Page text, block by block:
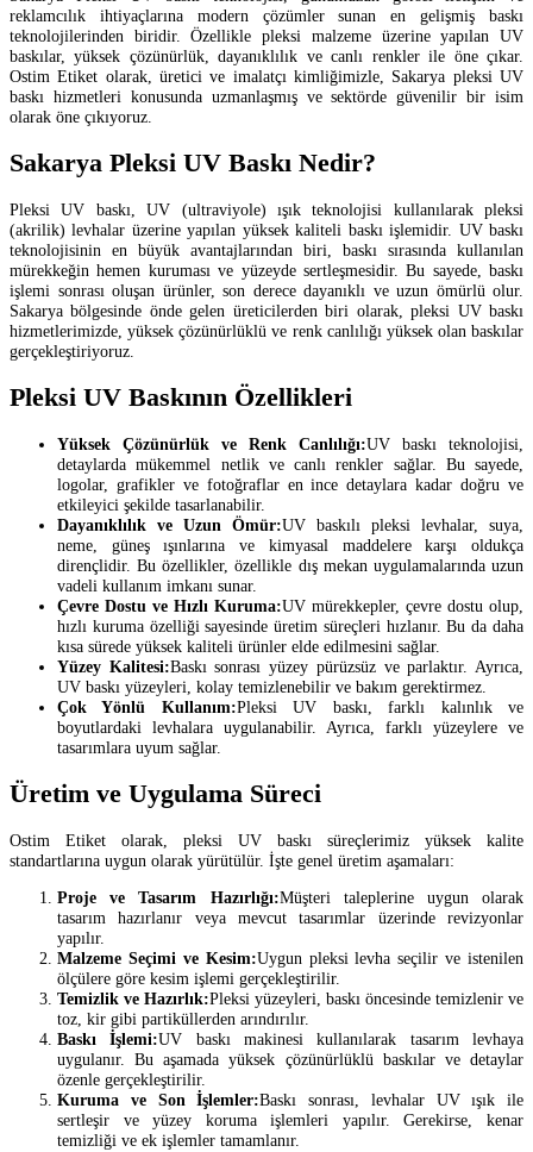
reklamcılık ihtiyaçlarına modern çözümler sunan en gelişmiş baskı
teknolojilerinden biridir. Özellikle pleksi malzeme üzerine yapılan UV
baskılar, yüksek çözünürlük, dayanıklılık ve canlı renkler ile öne çıkar.
Ostim Etiket olarak, üretici ve imalatçı kimliğimizle, Sakarya pleksi UV
baskı hizmetleri konusunda uzmanlaşmış ve sektörde güvenilir bir isim
olarak öne çıkıyoruz.
Sakarya Pleksi UV Baskı Nedir?
Pleksi UV baskı, UV (ultraviyole) ışık teknolojisi kullanılarak pleksi
(akrilik) levhalar üzerine yapılan yüksek kaliteli baskı işlemidir. UV baskı
teknolojisinin en büyük avantajlarından biri, baskı sırasında kullanılan
mürekkeğin hemen kuruması ve yüzeyde sertleşmesidir. Bu sayede, baskı
işlemi sonrası oluşan ürünler, son derece dayanıklı ve uzun ömürlü olur.
Sakarya bölgesinde önde gelen üreticilerden biri olarak, pleksi UV baskı
hizmetlerimizde, yüksek çözünürlüklü ve renk canlılığı yüksek olan baskılar
gerçekleştiriyoruz.
Pleksi UV Baskının Özellikleri
Yüksek Çözünürlük ve Renk Canlılığı:UV baskı teknolojisi,
detaylarda mükemmel netlik ve canlı renkler sağlar. Bu sayede,
logolar, grafikler ve fotoğraflar en ince detaylara kadar doğru ve
etkileyici şekilde tasarlanabilir.
Dayanıklılık ve Uzun Ömür:UV baskılı pleksi levhalar, suya,
neme, güneş ışınlarına ve kimyasal maddelere karşı oldukça
dirençlidir. Bu özellikler, özellikle dış mekan uygulamalarında uzun
vadeli kullanım imkanı sunar.
Çevre Dostu ve Hızlı Kuruma:UV mürekkepler, çevre dostu olup,
hızlı kuruma özelliği sayesinde üretim süreçleri hızlanır. Bu da daha
kısa sürede yüksek kaliteli ürünler elde edilmesini sağlar.
Yüzey Kalitesi:Baskı sonrası yüzey pürüzsüz ve parlaktır. Ayrıca,
UV baskı yüzeyleri, kolay temizlenebilir ve bakım gerektirmez.
Çok Yönlü Kullanım:Pleksi UV baskı, farklı kalınlık ve
boyutlardaki levhalara uygulanabilir. Ayrıca, farklı yüzeylere ve
tasarımlara uyum sağlar.
Üretim ve Uygulama Süreci
Ostim Etiket olarak, pleksi UV baskı süreçlerimiz yüksek kalite
standartlarına uygun olarak yürütülür. İşte genel üretim aşamaları:
Proje ve Tasarım Hazırlığı:Müşteri taleplerine uygun olarak
tasarım hazırlanır veya mevcut tasarımlar üzerinde revizyonlar
yapılır.
Malzeme Seçimi ve Kesim:Uygun pleksi levha seçilir ve istenilen
ölçülere göre kesim işlemi gerçekleştirilir.
Temizlik ve Hazırlık:Pleksi yüzeyleri, baskı öncesinde temizlenir ve
toz, kir gibi partiküllerden arındırılır.
Baskı İşlemi:UV baskı makinesi kullanılarak tasarım levhaya
uygulanır. Bu aşamada yüksek çözünürlüklü baskılar ve detaylar
özenle gerçekleştirilir.
Kuruma ve Son İşlemler:Baskı sonrası, levhalar UV ışık ile
sertleşir ve yüzey koruma işlemleri yapılır. Gerekirse, kenar
temizliği ve ek işlemler tamamlanır.